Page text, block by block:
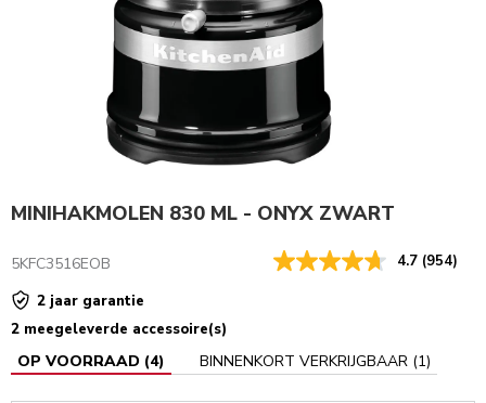
MINIHAKMOLEN 830 ML - ONYX ZWART
5KFC3516EOB 4.7 (954)
2 jaar garantie
2 meegeleverde accessoire(s)
OP VOORRAAD (4) BINNENKORT VERKRIJGBAAR (1)